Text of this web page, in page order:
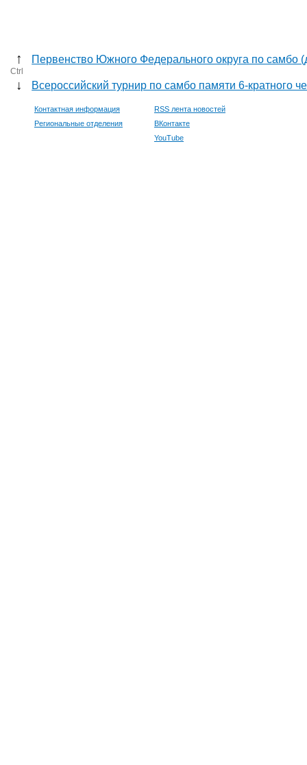
↑ Первенство Южного Федерального округа по самбо
Ctrl
↓ Всероссийский турнир по самбо памяти 6-
Контактная информация
Региональные отделения
RSS лента новостей
ВКонтакте
YouTube